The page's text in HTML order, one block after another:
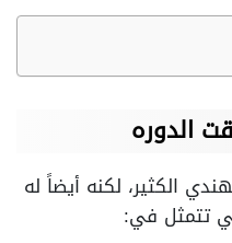
الدوره
الكثير، لكنه أيضاً له
تتمثل في: